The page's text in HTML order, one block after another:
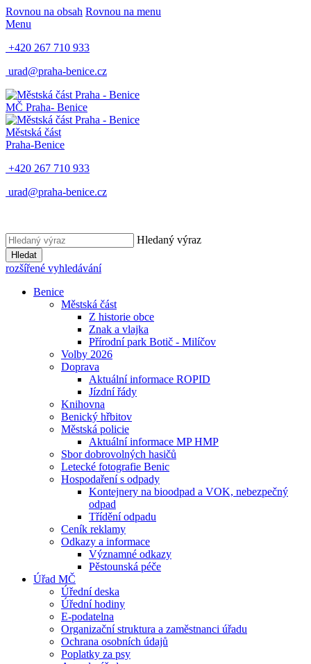
Rovnou na obsah Rovnou na menu
Menu
+420 267 710 933
urad@praha-benice.cz
MČ Praha- Benice
Městská část
Praha-Benice
+420 267 710 933
urad@praha-benice.cz
Hledaný výraz
Hledat
rozšířené vyhledávání
Benice
Městská část
Z historie obce
Znak a vlajka
Přírodní park Botič - Milíčov
Volby 2026
Doprava
Aktuální informace ROPID
Jízdní řády
Knihovna
Benický hřbitov
Městská policie
Aktuální informace MP HMP
Sbor dobrovolných hasičů
Letecké fotografie Benic
Hospodaření s odpady
Kontejnery na bioodpad a VOK, nebezpečný
odpad
Třídění odpadu
Ceník reklamy
Odkazy a informace
Významné odkazy
Pěstounská péče
Úřad MČ
Úřední deska
Úřední hodiny
E-podatelna
Organizační struktura a zaměstnanci úřadu
Ochrana osobních údajů
Poplatky za psy